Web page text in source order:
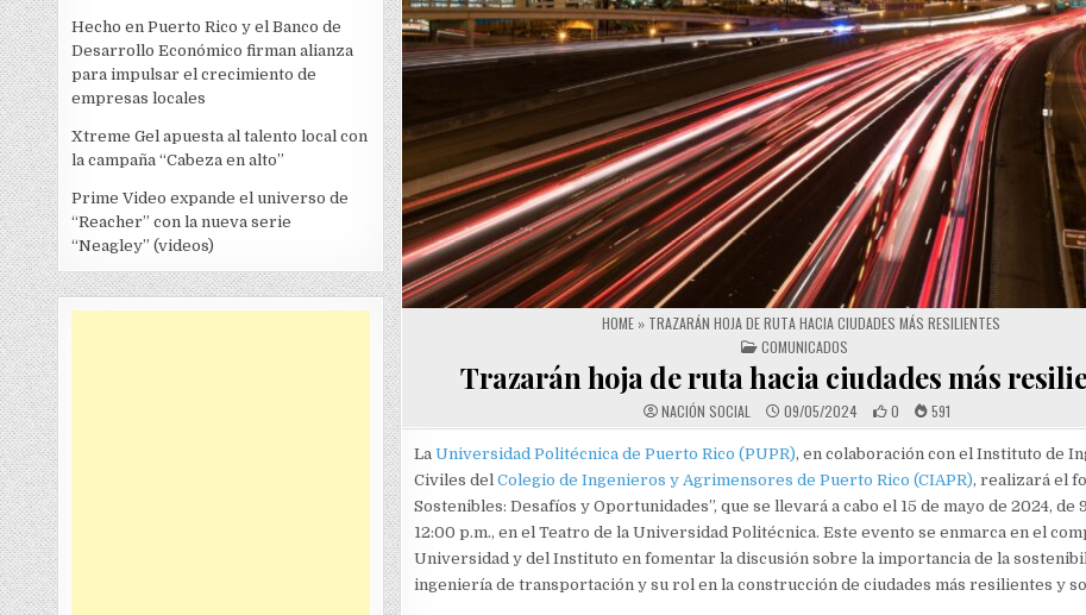
HOME» TRAZARÁN HOJA DE RUTA HACIA CIUDADES MÁS RESILIENTES
POSTED IN
COMUNICADOS
Trazarán hoja de ruta hacia ciudades más
NACIÓN SOCIAL 09/05/2024 0 591
La Universidad Politécnica de Puerto Rico (PUPR), en colaboración con el Instituto de
Civiles del Colegio de Ingenieros y Agrimensores de Puerto Rico (CIAPR), realizará el
Sostenibles: Desafíos y Oportunidades”, que se llevará a cabo el 15 de mayo de 2024, de
12:00 p.m., en el Teatro de la Universidad Politécnica. Este evento se enmarca en el
Universidad y del Instituto en fomentar la discusión sobre la importancia de la
ingeniería de transportación y su rol en la construcción de ciudades más resilientes y
Hecho en Puerto Rico y el Banco de
Desarrollo Económico firman alianza
para impulsar el crecimiento de
empresas locales
Xtreme Gel apuesta al talento local con
la campaña “Cabeza en alto”
Prime Video expande el universo de
“Reacher” con la nueva serie
“Neagley” (videos)